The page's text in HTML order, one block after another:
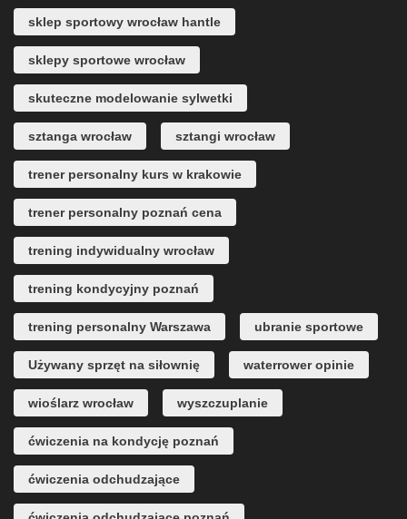
sklep sportowy wrocław hantle
sklepy sportowe wrocław
skuteczne modelowanie sylwetki
sztanga wrocław sztangi wrocław
trener personalny kurs w krakowie
trener personalny poznań cena
trening indywidualny wrocław
trening kondycyjny poznań
trening personalny Warszawa ubranie sportowe
Używany sprzęt na siłownię waterrower opinie
wioślarz wrocław wyszczuplanie
ćwiczenia na kondycję poznań
ćwiczenia odchudzające